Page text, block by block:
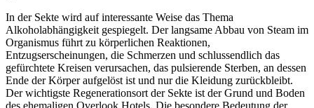
In der Sekte wird auf interessante Weise das Thema
Alkoholabhängigkeit gespiegelt. Der langsame Abbau von Steam im
Organismus führt zu körperlichen Reaktionen,
Entzugserscheinungen, die Schmerzen und schlussendlich das
gefürchtete Kreisen verursachen, das pulsierende Sterben, an dessen
Ende der Körper aufgelöst ist und nur die Kleidung zurückbleibt.
Der wichtigste Regenerationsort der Sekte ist der Grund und Boden
des ehemaligen Overlook Hotels. Die besondere Bedeutung der